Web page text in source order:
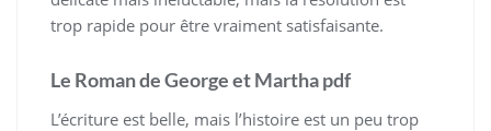
trop rapide pour être vraiment satisfaisante.
Le Roman de George et Martha pdf
L’écriture est belle, mais l’histoire est un peu trop